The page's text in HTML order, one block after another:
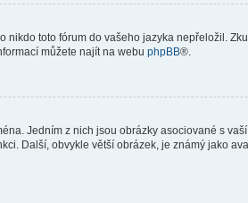
toto fórum do vašeho jazyka nepřeložil.
můžete najít na webu phpBB®.
Jedním z nich jsou obrázky asociované s
Další, obvykle větší obrázek, je známý jako